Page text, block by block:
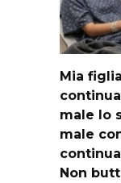
Mia
male lo
male
Non